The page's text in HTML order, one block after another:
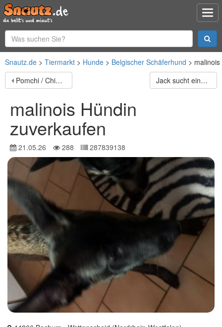
Snautz.de Tiermarkt Hunde Belgischer Schäferhund
Pomchi / Chihuahua Welpen
Jack sucht eine liebe Familie
malinois Hündin
zuverkaufen
21.05.26 288 287839138